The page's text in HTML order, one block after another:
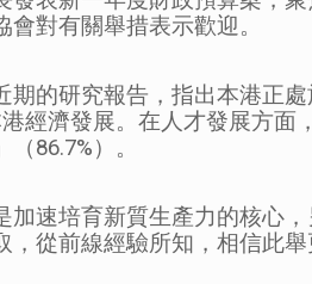
對有關舉措表示歡迎。
的研究報告，指出本港正
港經濟發展。在人才發展方
86.7%）。
加速培育新質生產力的核心
，從前線經驗所知，相信此